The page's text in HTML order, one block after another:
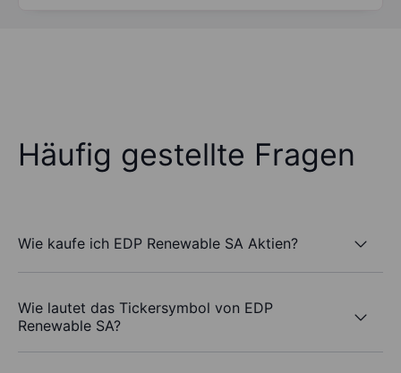
Häufig gestellte Fragen
Wie kaufe ich EDP Renewable SA Aktien?
Wie lautet das Tickersymbol von EDP
Renewable SA?